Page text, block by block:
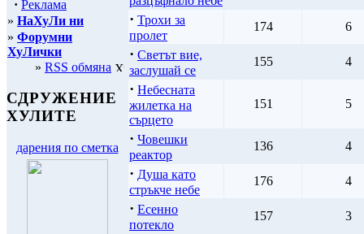
· Реклама
» НаХуЛи ни
» Форумни
ХуЛички
» RSS обмяна
СДРУЖЕНИЕ
ХУЛИТЕ
дарения по сметка
· Трохи за
пролет
174 6
· Светът вие,
заслушай се
155 4
· Небесната
жилетка на
сърцето
151 5
· Човешки
реактор
136 4
· Душа като
стръкче небе
176 4
· Есенно
потекло
157 3